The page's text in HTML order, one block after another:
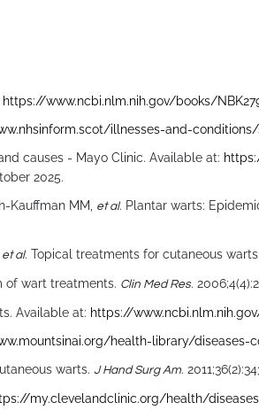
https://www.ncbi.nlm.nih.gov/books/
illnesses-and-
causes - Mayo Clinic. Available at:
2025.
Kauffman MM,
et al. Plantar warts:
et al. Topical treatments for cutaneous warts.
of wart treatments. Clin Med Res.
Available at: https://
health-library/diseases-
warts. J Hand Surg Am.
my.clevelandclinic.org/health/